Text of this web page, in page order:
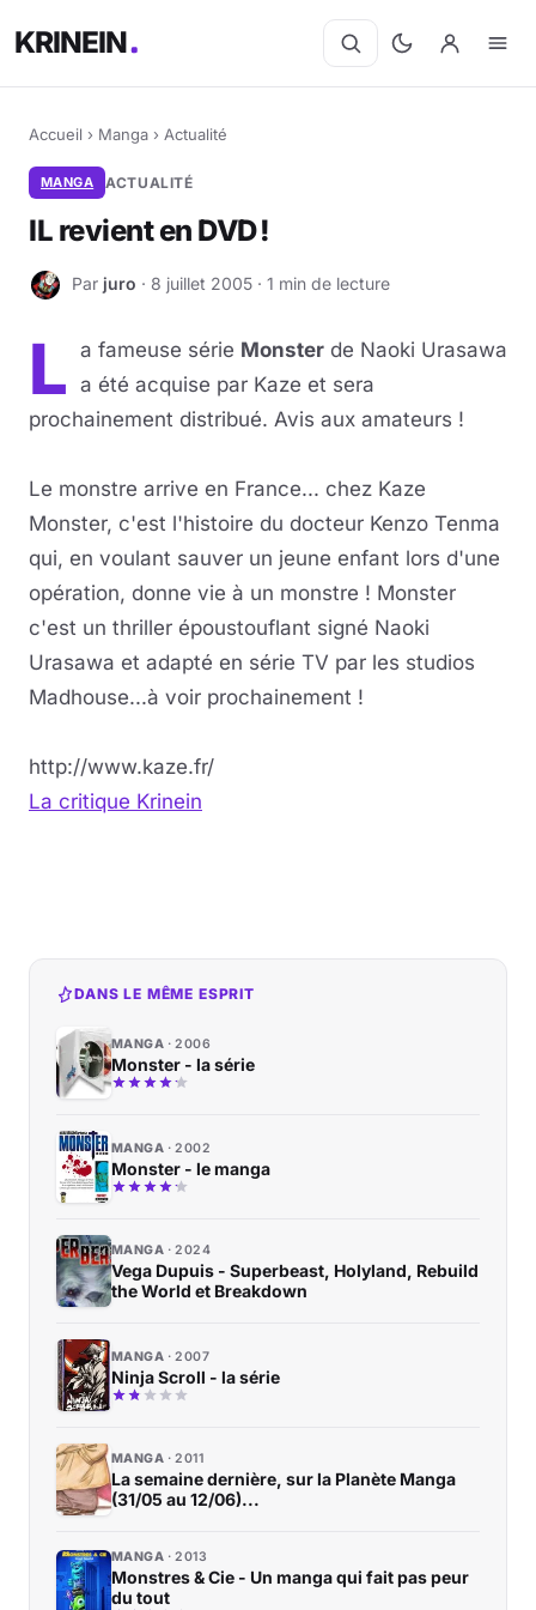
KRINEIN
Accueil › Manga › Actualité
MANGA ACTUALITÉ
IL revient en DVD !
J Par juro · 8 juillet 2005 · 1 min de lecture
L a fameuse série Monster de Naoki Urasawa
a été acquise par Kaze et sera
prochainement distribué. Avis aux amateurs !
Le monstre arrive en France... chez Kaze
Monster, c'est l'histoire du docteur Kenzo Tenma
qui, en voulant sauver un jeune enfant lors d'une
opération, donne vie à un monstre ! Monster
c'est un thriller époustouflant signé Naoki
Urasawa et adapté en série TV par les studios
Madhouse...à voir prochainement !
http://www.kaze.fr/
La critique Krinein
DANS LE MÊME ESPRIT
MANGA 2006
Monster - la série
MANGA 2002
Monster - le manga
MANGA 2024
Vega Dupuis - Superbeast, Holyland, Rebuild
the World et Breakdown
MANGA 2007
Ninja Scroll - la série
MANGA 2011
La semaine dernière, sur la Planète Manga
(31/05 au 12/06)...
MANGA 2013
Monstres & Cie - Un manga qui fait pas peur
du tout